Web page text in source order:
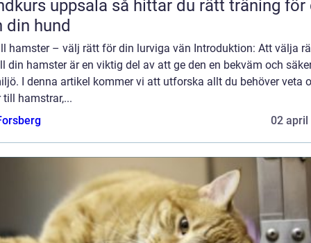
så hittar du rätt träning för dig
din hund
hamster – välj rätt för din lurviga vän Introduktion: Att välja
din hamster är en viktig del av att ge den en bekväm och
I denna artikel kommer vi att utforska allt du behöver veta
till hamstrar,...
02 april